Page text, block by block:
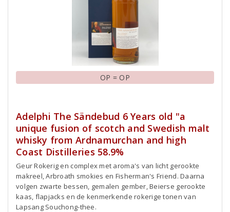
OP = OP
Adelphi The Sändebud 6 Years old "a
unique fusion of scotch and Swedish malt
whisky from Ardnamurchan and high
Coast Distilleries 58.9%
Geur Rokerig en complex met aroma's van licht gerookte
makreel, Arbroath smokies en Fisherman's Friend. Daarna
volgen zwarte bessen, gemalen gember, Beierse gerookte
kaas, flapjacks en de kenmerkende rokerige tonen van
Lapsang Souchong-thee.